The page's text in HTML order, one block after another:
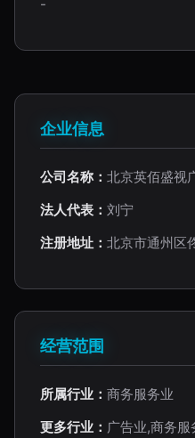
-
企业信息
公司名称： 北京英佰盛视
法人代表： 刘宁
注册地址： 北京市通州区
经营范围
所属行业： 商务服务业
更多行业： 广告业,商务